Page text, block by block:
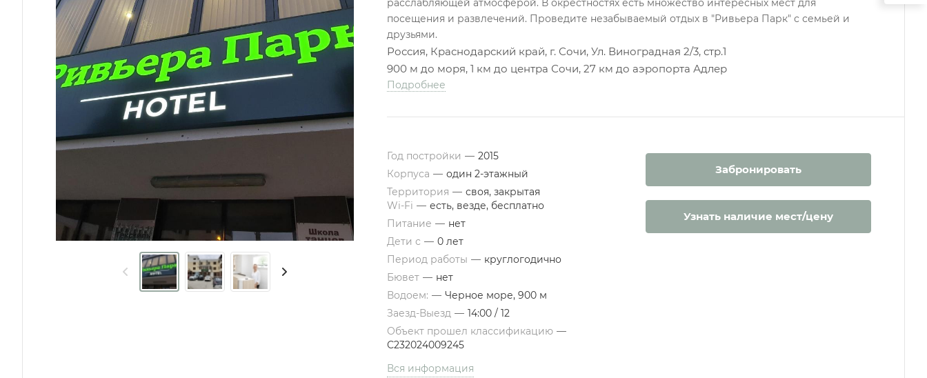
расслабляющей атмосферой. В окрестностях есть множество интересных мест для
посещения и развлечений. Проведите незабываемый отдых в "Ривьера Парк" с семьей и
друзьями.
Россия, Краснодарский край, г. Сочи, Ул. Виноградная 2/3, стр.1
900 м до моря, 1 км до центра Сочи, 27 км до аэропорта Адлер
Подробнее
Год постройки — 2015
Корпуса — один 2-этажный
Территория — своя, закрытая
Wi-Fi — есть, везде, бесплатно
Питание — нет
Дети с — 0 лет
Период работы — круглогодично
Бювет — нет
Водоем: — Черное море, 900 м
Заезд-Выезд — 14:00 / 12
Объект прошел классификацию —
С232024009245
Вся информация
Забронировать
Узнать наличие мест/цену